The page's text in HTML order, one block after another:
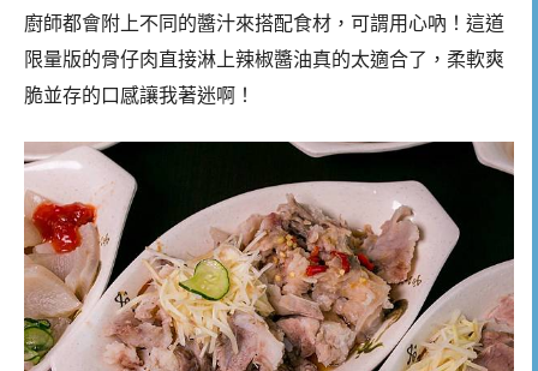
廚師都會附上不同的醬汁來搭配食材，可謂用心吶！這道
限量版的骨仔肉直接淋上辣椒醬油真的太適合了，柔軟爽
脆並存的口感讓我著迷啊！